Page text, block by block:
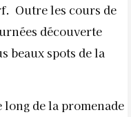
Outre les cours de
découverte
beaux spots de la
de la promenade